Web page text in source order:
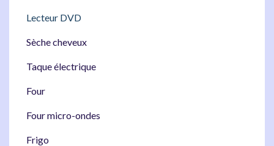
Lecteur DVD
Sèche cheveux
Taque électrique
Four
Four micro-ondes
Frigo